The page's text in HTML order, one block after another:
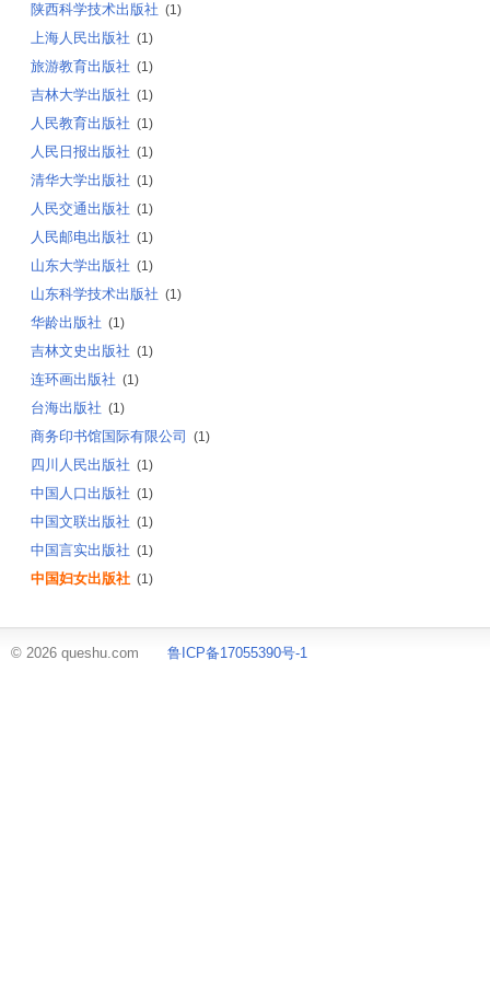
陕西科学技术出版社 (1)
上海人民出版社 (1)
旅游教育出版社 (1)
吉林大学出版社 (1)
人民教育出版社 (1)
人民日报出版社 (1)
清华大学出版社 (1)
人民交通出版社 (1)
人民邮电出版社 (1)
山东大学出版社 (1)
山东科学技术出版社 (1)
华龄出版社 (1)
吉林文史出版社 (1)
连环画出版社 (1)
台海出版社 (1)
商务印书馆国际有限公司 (1)
四川人民出版社 (1)
中国人口出版社 (1)
中国文联出版社 (1)
中国言实出版社 (1)
中国妇女出版社 (1)
© 2026 queshu.com 鲁ICP备17055390号-1